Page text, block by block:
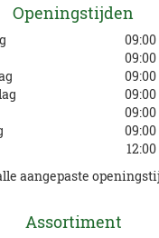
Openingstijden
09:00
09:00
09:00
09:00
09:00
09:00
aangepaste
Assortiment